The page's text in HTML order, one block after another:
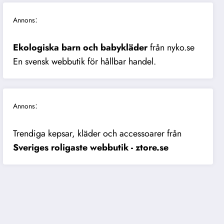
Annons:
Ekologiska barn och babykläderfrån nyko.se
En svensk webbutik för hållbar handel.
Annons:
Trendiga kepsar, kläder och accessoarer från
Sveriges roligaste webbutik - ztore.se